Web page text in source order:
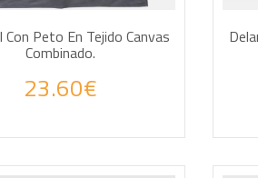
Con Peto En Tejido Canvas
Combinado.
23.60€